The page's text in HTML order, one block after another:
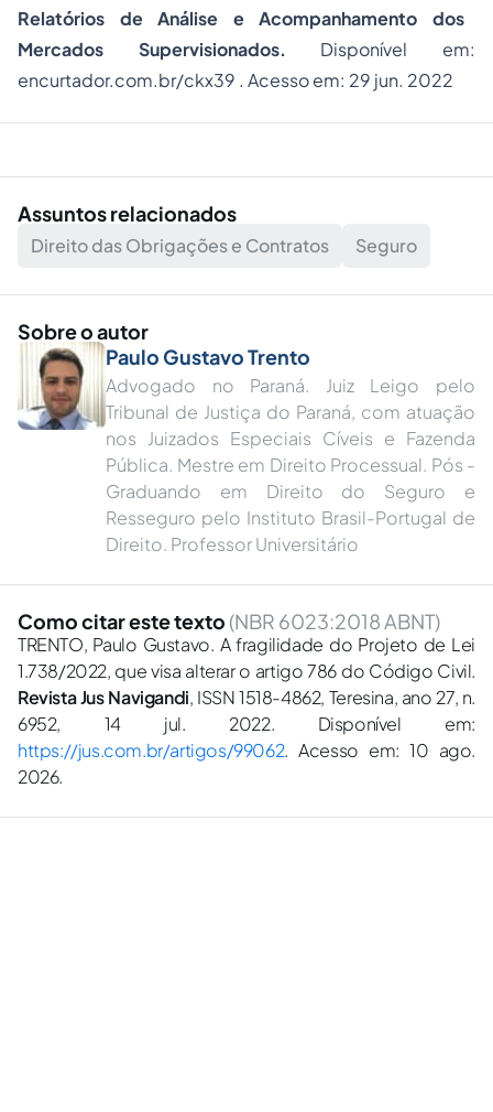
Relatórios de Análise e Acompanhamento dos
Mercados Supervisionados. Disponível em:
encurtador.com.br/ckx39 . Acesso em: 29 jun. 2022
Assuntos relacionados
Direito das Obrigações e Contratos Seguro
Sobre o autor
Paulo Gustavo Trento
Advogado no Paraná. Juiz Leigo pelo
Tribunal de Justiça do Paraná, com atuação
nos Juizados Especiais Cíveis e Fazenda
Pública. Mestre em Direito Processual. Pós -
Graduando em Direito do Seguro e
Resseguro pelo Instituto Brasil-Portugal de
Direito. Professor Universitário
Como citar este texto (NBR 6023:2018 ABNT)
TRENTO, Paulo Gustavo. A fragilidade do Projeto de Lei
1.738/2022, que visa alterar o artigo 786 do Código Civil.
Revista Jus Navigandi, ISSN 1518-4862, Teresina, ano 27, n.
6952, 14 jul. 2022. Disponível em:
https://jus.com.br/artigos/99062. Acesso em: 10 ago.
2026.